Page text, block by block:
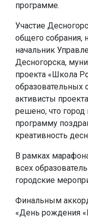
программе.
Участие
общего собрания,
начальник
Десногорска,
проекта «Школа
образовательных
активисты
решено, что
программу
креативность
В рамках
всех
городские
Финальным
«День рождения